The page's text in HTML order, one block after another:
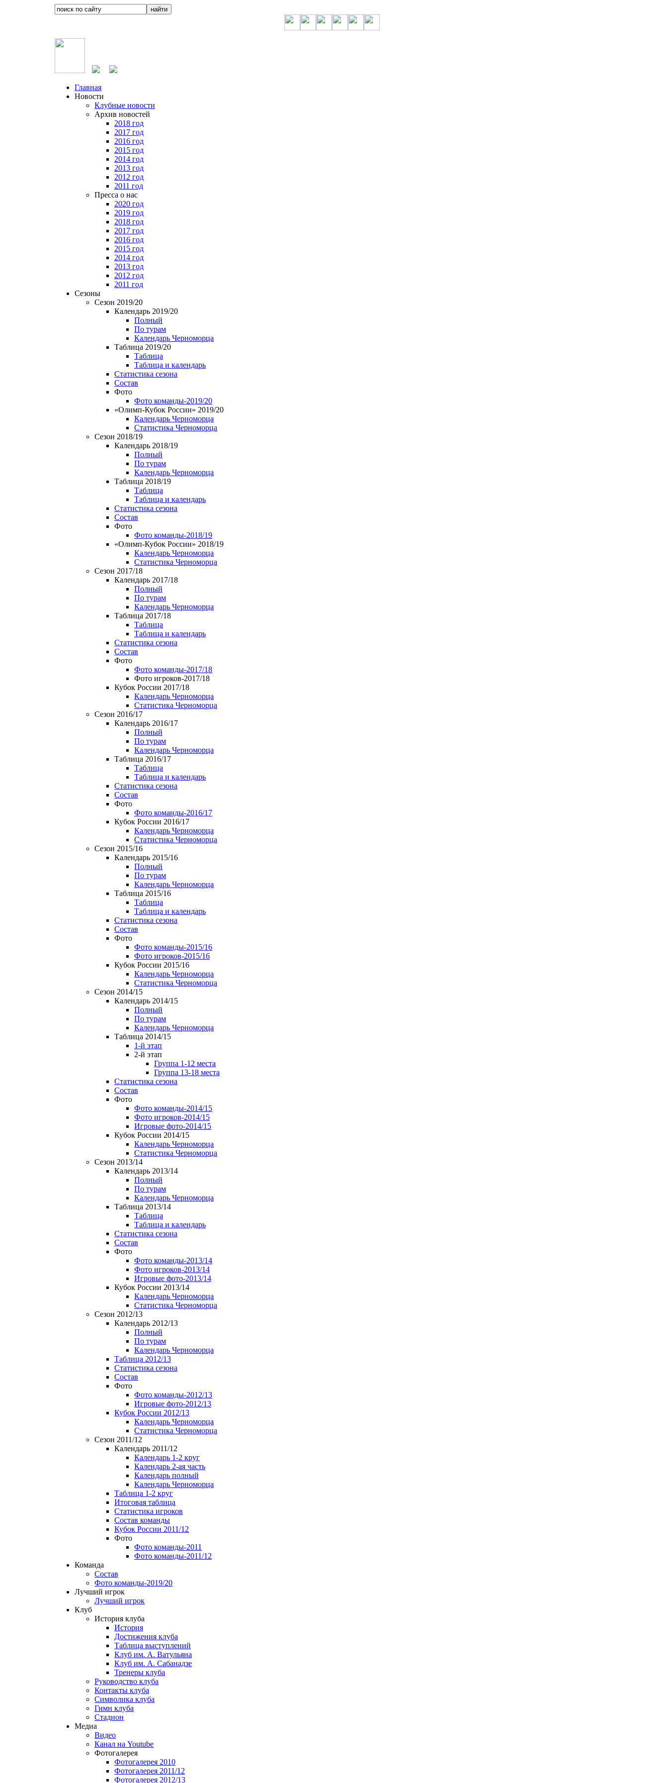
Главная
Новости
Клубные новости
Архив новостей
2018 год
2017 год
2016 год
2015 год
2014 год
2013 год
2012 год
2011 год
Пресса о нас
2020 год
2019 год
2018 год
2017 год
2016 год
2015 год
2014 год
2013 год
2012 год
2011 год
Сезоны
Сезон 2019/20
Календарь 2019/20
Полный
По турам
Календарь Черноморца
Таблица 2019/20
Таблица
Таблица и календарь
Статистика сезона
Состав
Фото
Фото команды-2019/20
«Олимп-Кубок России» 2019/20
Календарь Черноморца
Статистика Черноморца
Сезон 2018/19
Календарь 2018/19
Полный
По турам
Календарь Черноморца
Таблица 2018/19
Таблица
Таблица и календарь
Статистика сезона
Состав
Фото
Фото команды-2018/19
«Олимп-Кубок России» 2018/19
Календарь Черноморца
Статистика Черноморца
Сезон 2017/18
Календарь 2017/18
Полный
По турам
Календарь Черноморца
Таблица 2017/18
Таблица
Таблица и календарь
Статистика сезона
Состав
Фото
Фото команды-2017/18
Фото игроков-2017/18
Кубок России 2017/18
Календарь Черноморца
Статистика Черноморца
Сезон 2016/17
Календарь 2016/17
Полный
По турам
Календарь Черноморца
Таблица 2016/17
Таблица
Таблица и календарь
Статистика сезона
Состав
Фото
Фото команды-2016/17
Кубок России 2016/17
Календарь Черноморца
Статистика Черноморца
Сезон 2015/16
Календарь 2015/16
Полный
По турам
Календарь Черноморца
Таблица 2015/16
Таблица
Таблица и календарь
Статистика сезона
Состав
Фото
Фото команды-2015/16
Фото игроков-2015/16
Кубок России 2015/16
Календарь Черноморца
Статистика Черноморца
Сезон 2014/15
Календарь 2014/15
Полный
По турам
Календарь Черноморца
Таблица 2014/15
1-й этап
2-й этап
Группа 1-12 места
Группа 13-18 места
Статистика сезона
Состав
Фото
Фото команды-2014/15
Фото игроков-2014/15
Игровые фото-2014/15
Кубок России 2014/15
Календарь Черноморца
Статистика Черноморца
Сезон 2013/14
Календарь 2013/14
Полный
По турам
Календарь Черноморца
Таблица 2013/14
Таблица
Таблица и календарь
Статистика сезона
Состав
Фото
Фото команды-2013/14
Фото игроков-2013/14
Игровые фото-2013/14
Кубок России 2013/14
Календарь Черноморца
Статистика Черноморца
Сезон 2012/13
Календарь 2012/13
Полный
По турам
Календарь Черноморца
Таблица 2012/13
Статистика сезона
Состав
Фото
Фото команды-2012/13
Игровые фото-2012/13
Кубок России 2012/13
Календарь Черноморца
Статистика Черноморца
Сезон 2011/12
Календарь 2011/12
Календарь 1-2 круг
Календарь 2-ая часть
Календарь полный
Календарь Черноморца
Таблица 1-2 круг
Итоговая таблица
Статистика игроков
Состав команды
Кубок России 2011/12
Фото
Фото команды-2011
Фото команды-2011/12
Команда
Состав
Фото команды-2019/20
Лучший игрок
Лучший игрок
Клуб
История клуба
История
Достижения клуба
Таблица выступлений
Клуб им. А. Ватульяна
Клуб им. А. Сабанадзе
Тренеры клуба
Руководство клуба
Контакты клуба
Символика клуба
Гимн клуба
Стадион
Медиа
Видео
Канал на Youtube
Фотогалерея
Фотогалерея 2010
Фотогалерея 2011/12
Фотогалерея 2012/13